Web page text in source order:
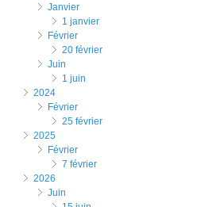
janvier
1 janvier
février
20 février
juin
1 juin
2024
février
25 février
2025
février
7 février
2026
juin